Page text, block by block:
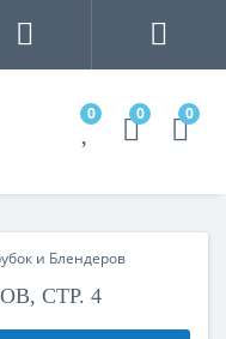
0 0 0
и Блендеров
СТР. 4